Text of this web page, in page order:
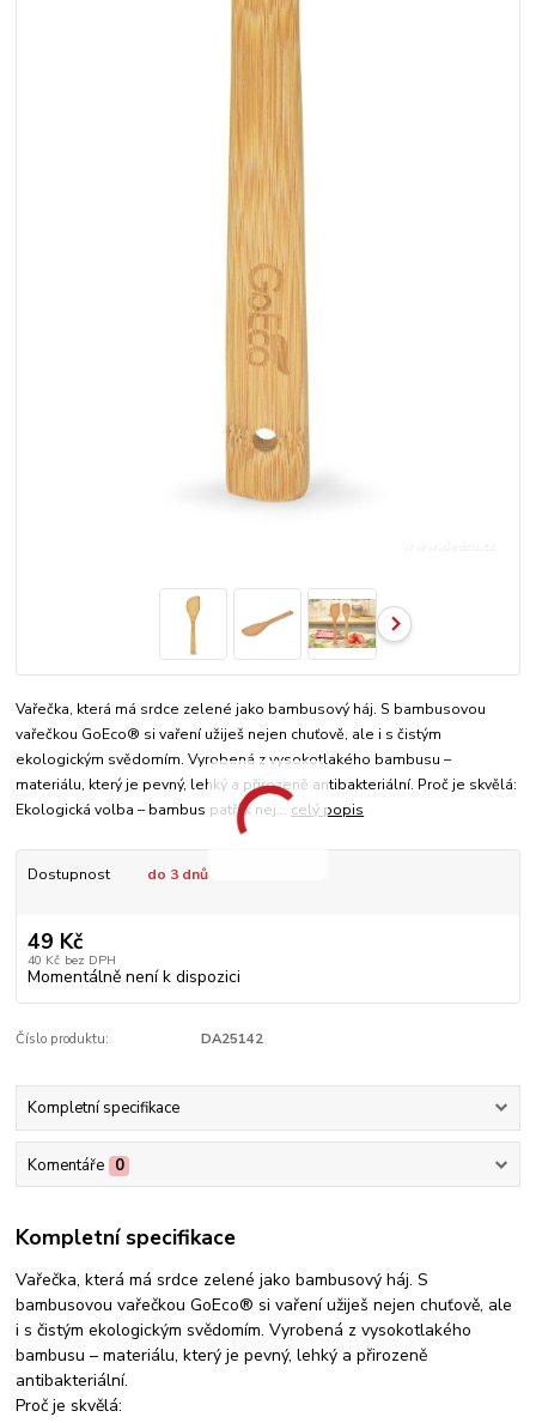
Vařečka, která má srdce zelené jako bambusový háj. S bambusovou
vařečkou GoEco® si vaření užiješ nejen chuťově, ale i s čistým
ekologickým svědomím. Vyrobená z vysokotlakého bambusu –
materiálu, který je pevný, lehký a přirozeně antibakteriální. Proč je skvělá:
Ekologická volba – bambus patří k nej... celý popis
Dostupnost do 3 dnů
49 Kč
40 Kč bez DPH
Momentálně není k dispozici
Číslo produktu: DA25142
Kompletní specifikace
Komentáře 0
Kompletní specifikace
Vařečka, která má srdce zelené jako bambusový háj. S
bambusovou vařečkou GoEco® si vaření užiješ nejen chuťově, ale
i s čistým ekologickým svědomím. Vyrobená z vysokotlakého
bambusu – materiálu, který je pevný, lehký a přirozeně
antibakteriální.
Proč je skvělá: